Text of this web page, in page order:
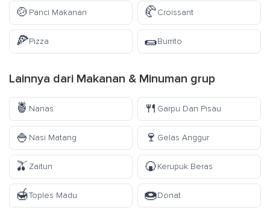
🍲 Panci Makanan 🥐Croissant
🍕Pizza 🌯Burrito
Lainnya dari Makanan & Minuman grup
🍍 Nanas 🍴 Garpu Dan Pisau
🍚 Nasi Matang 🍷 Gelas Anggur
🫒Zaitun 🍘Kerupuk Beras
🍯Toples Madu 🍩Donat